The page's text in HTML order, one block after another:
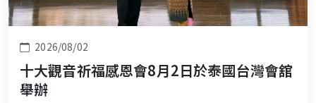
2026/08/02
十大觀音祈福感恩會8月2日於泰國台灣會舘
舉辦